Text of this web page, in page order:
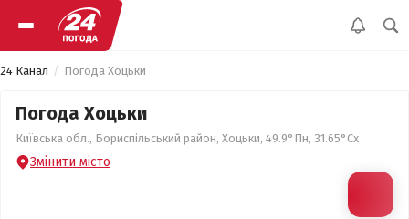
24 Канал Погода Хоцьки
Погода Хоцьки
Київська обл., Бориспільський район, Хоцьки, 49.9°Пн, 31.65°Сх
Змінити місто